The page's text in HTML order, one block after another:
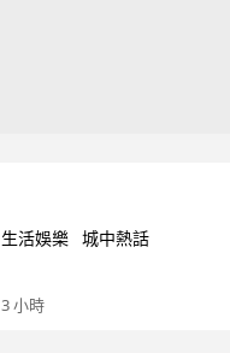
生活娛樂 城中熱話
3 小時